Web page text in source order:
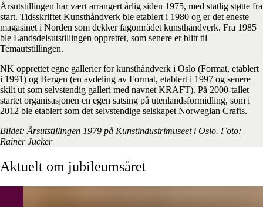
Årsutstillingen har vært arrangert årlig siden 1975, med statlig støtte fra
start. Tidsskriftet Kunsthåndverk ble etablert i 1980 og er det eneste
magasinet i Norden som dekker fagområdet kunsthåndverk. Fra 1985
ble Landsdelsutstillingen opprettet, som senere er blitt til
Temautstillingen.
NK opprettet egne gallerier for kunsthåndverk i Oslo (Format, etablert
i 1991) og Bergen (en avdeling av Format, etablert i 1997 og senere
skilt ut som selvstendig galleri med navnet KRAFT). På 2000-tallet
startet organisasjonen en egen satsing på utenlandsformidling, som i
2012 ble etablert som det selvstendige selskapet Norwegian Crafts.
Bildet: Årsutstillingen 1979 på Kunstindustrimuseet i Oslo. Foto:
Rainer Jucker
Aktuelt om jubileumsåret